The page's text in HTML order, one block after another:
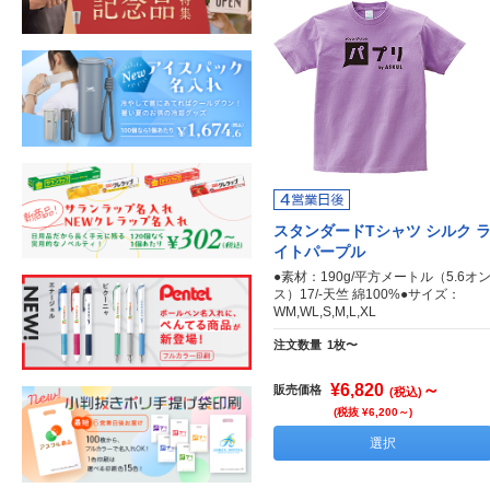
スタンダードTシャツ シルク ラ
イトパープル
●素材：190g/平方メートル（5.6オン
ス）17/-天竺 綿100%●サイズ：
WM,WL,S,M,L,XL
注文数量 1枚〜
販売価格 ¥6,820 (税込) ～
(税抜 ¥6,200～)
選択